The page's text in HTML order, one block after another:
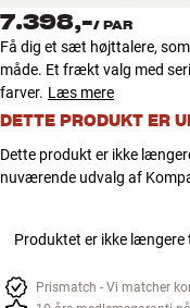
NYHEDER
TILBUD
Find Butik
Kundeservice
Log ind
7.398,-/ PAR
Få dig et sæt højttalere,
måde. Et frækt valg med
farver. Læs mere
DETTE PRODUKT ER
Dette produkt er ikke
nuværende udvalg af
Produktet er ikke
Prismatch - Vi matcher